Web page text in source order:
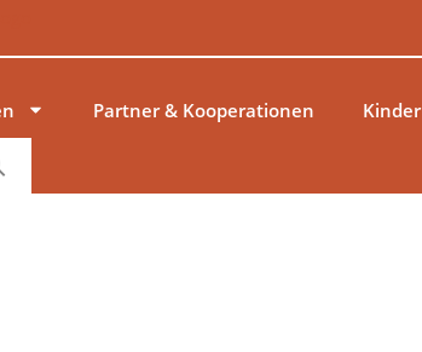
Partner & Kooperationen Kinder